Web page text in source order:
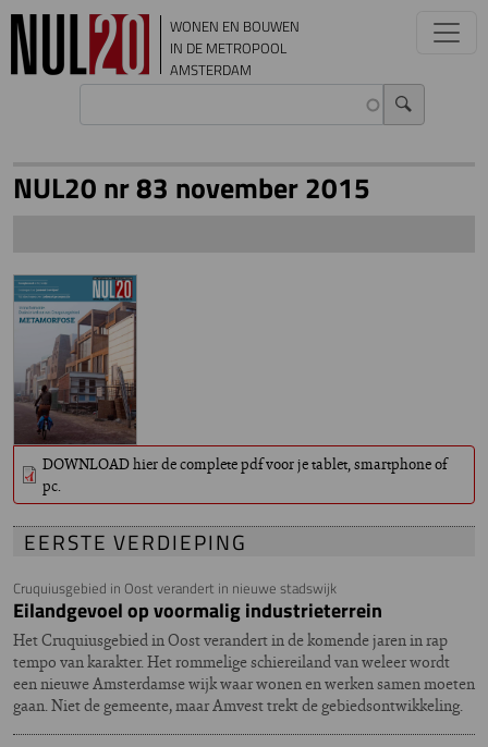
Overslaan en naar de inhoud gaan
WONEN EN BOUWEN
IN DE METROPOOL
AMSTERDAM
EERSTE VERDIEPING
Cruquiusgebied in Oost verandert in nieuwe stadswijk
Eilandgevoel op voormalig industrieterrein
Het Cruquiusgebied in Oost verandert in de komende jaren in rap
tempo van karakter. Het rommelige schiereiland van weleer wordt
een nieuwe Amsterdamse wijk waar wonen en werken samen moeten
gaan. Niet de gemeente, maar Amvest trekt de gebiedsontwikkeling.
NUL20 nr 83 november 2015
DOWNLOAD hier de complete pdf voor je tablet, smartphone of
pc.